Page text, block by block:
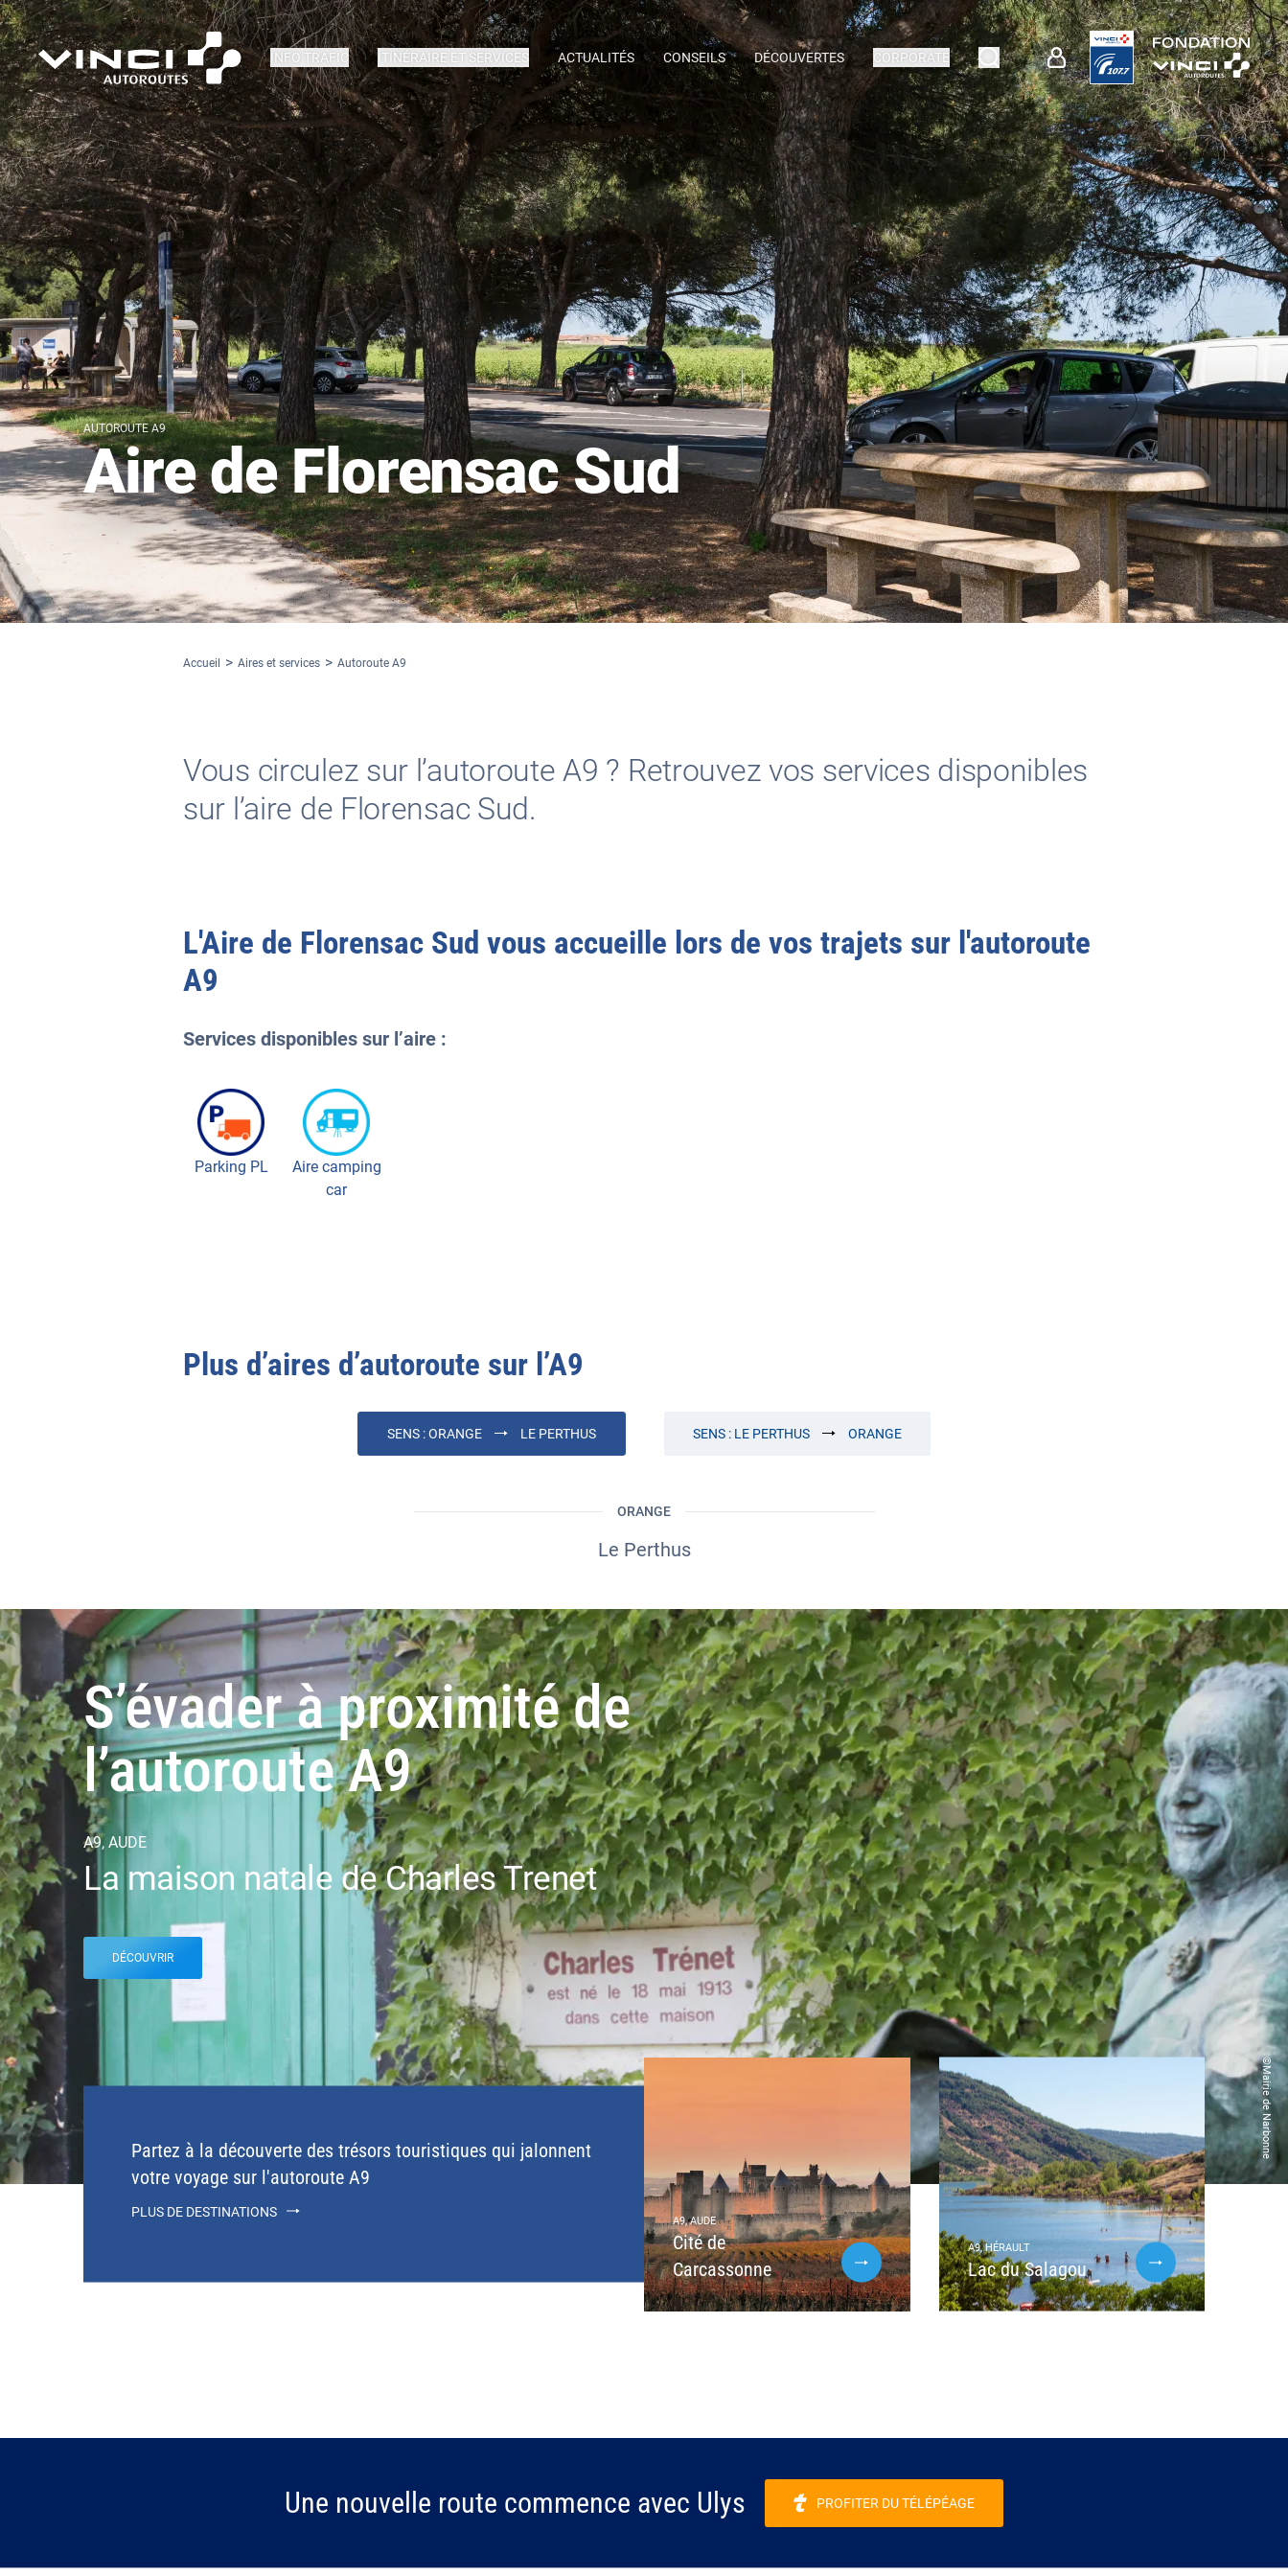
INFO TRAFIC ITINÉRAIRE ET SERVICES ACTUALITÉS CONSEILS DÉCOUVERTES CORPORATE
AUTOROUTE A9
Aire de Florensac Sud
Accueil Aires et services Autoroute A9
Vous circulez sur l’autoroute A9 ? Retrouvez vos services disponibles
sur l’aire de Florensac Sud.
L'Aire de Florensac Sud vous accueille lors de vos trajets sur l'autoroute
A9
Services disponibles sur l’aire :
Parking PL
Aire camping
car
Plus d’aires d’autoroute sur l’A9
SENS :ORANGE LE PERTHUS SENS : LE PERTHUS ORANGE
ORANGE
Le Perthus
S’évader à proximité de
l’autoroute A9
A9, AUDE
La maison natale de Charles Trenet
DÉCOUVRIR
©Mairie de Narbonne
Partez à la découverte des trésors touristiques qui jalonnent
votre voyage sur l'autoroute A9
PLUS DE DESTINATIONS
A9, AUDE
Cité de
Carcassonne
A9, HÉRAULT
Lac du Salagou
Une nouvelle route commence avec Ulys PROFITER DU TÉLÉPÉAGE